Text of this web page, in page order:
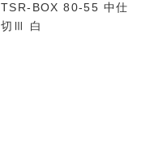
TSR-BOX 80-55 中仕
切Ⅲ 白